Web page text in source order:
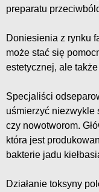
preparatu
Doniesienia z rynku
może stać się
estetycznej, ale
Specjaliści
uśmierzyć niezwykle
czy nowotworom.
która jest
bakterie jadu
Działanie toksyny